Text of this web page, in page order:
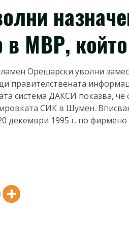
в МВР,
Орешарски уволни
правителствената
система ДАКСИ показва,
СИК в Шумен.
декември 1995 г. по фирмено